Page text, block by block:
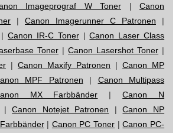
Imageprograf W Toner | Canon
| Canon Imagerunner C Patronen |
Canon IR-C Toner|Canon Laser Class
Toner | Canon Lasershot Toner |
| Canon Maxify Patronen | Canon MP
MPF Patronen | Canon Multipass
MX Farbbänder |Canon N
|Canon Notejet Patronen |Canon NP
| Canon PC Toner |Canon PC-